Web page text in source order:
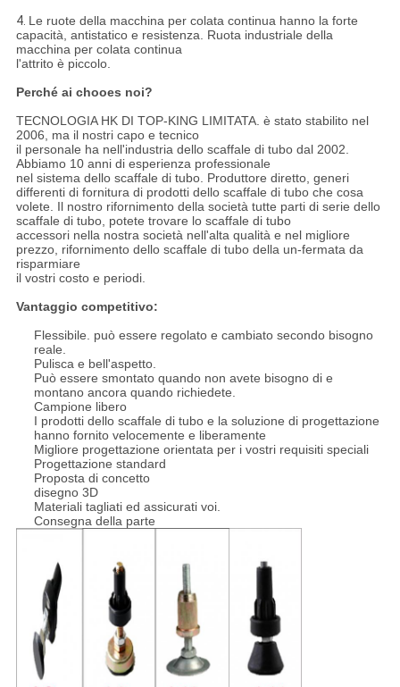
4. Le ruote della macchina per colata continua hanno la forte
capacità, antistatico e resistenza. Ruota industriale della
macchina per colata continua
l'attrito è piccolo.
Perché ai chooes noi?
TECNOLOGIA HK DI TOP-KING LIMITATA. è stato stabilito nel
2006, ma il nostri capo e tecnico
il personale ha nell'industria dello scaffale di tubo dal 2002.
Abbiamo 10 anni di esperienza professionale
nel sistema dello scaffale di tubo. Produttore diretto, generi
differenti di fornitura di prodotti dello scaffale di tubo che cosa
volete. Il nostro rifornimento della società tutte parti di serie dello
scaffale di tubo, potete trovare lo scaffale di tubo
accessori nella nostra società nell'alta qualità e nel migliore
prezzo, rifornimento dello scaffale di tubo della un-fermata da
risparmiare
il vostri costo e periodi.
Vantaggio competitivo:
Flessibile. può essere regolato e cambiato secondo bisogno
reale.
Pulisca e bell'aspetto.
Può essere smontato quando non avete bisogno di e
montano ancora quando richiedete.
Campione libero
I prodotti dello scaffale di tubo e la soluzione di progettazione
hanno fornito velocemente e liberamente
Migliore progettazione orientata per i vostri requisiti speciali
Progettazione standard
Proposta di concetto
disegno 3D
Materiali tagliati ed assicurati voi.
Consegna della parte